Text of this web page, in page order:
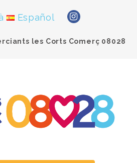
Español
les Corts Comerç 08028